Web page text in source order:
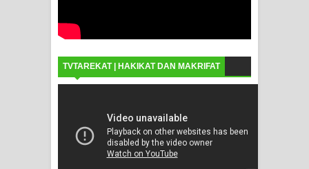
TVTAREKAT | HAKIKAT DAN MAKRIFAT